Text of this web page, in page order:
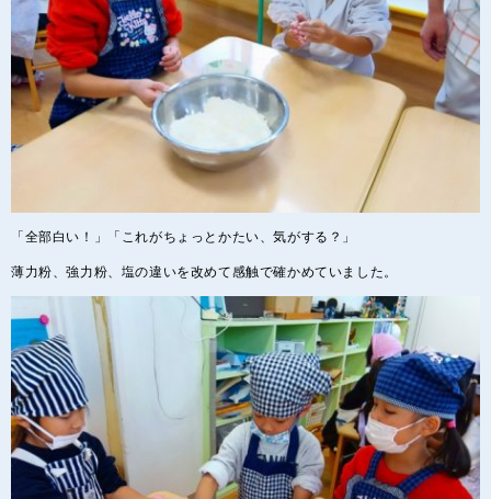
「全部白い！」「これがちょっとかたい、気がする？」
薄力粉、強力粉、塩の違いを改めて感触で確かめていました。